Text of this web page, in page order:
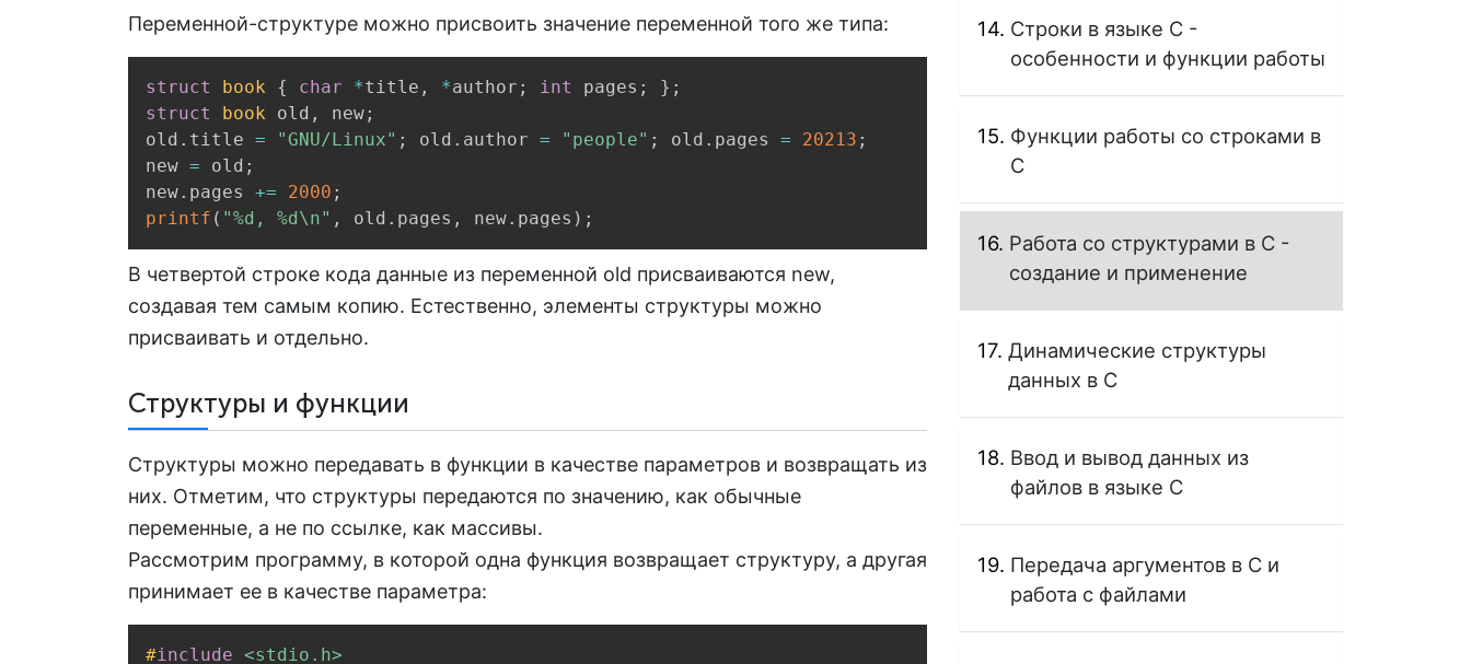
Переменной-структуре можно присвоить значение переменной того же типа:
struct book { char *title , *author ; int pages ; } ;
struct
book old , new;
old . title = "GNU/Linux" ; old . author = "people" ; old . pages = 20213 ;
new = old ;
new. pages += 2000 ;
printf ( "%d, %d\n" , old . pages , new. pages ) ;
В четвертой строке кода данные из переменной old присваиваются new,
создавая тем самым копию. Естественно, элементы структуры можно
присваивать и отдельно.
Структуры и функции
Структуры можно передавать в функции в качестве параметров и возвращать из
них. Отметим, что структуры передаются по значению, как обычные
переменные, а не по ссылке, как массивы.
Рассмотрим программу, в которой одна функция возвращает структуру, а другая
принимает ее в качестве параметра:
#include <stdio.h>
Строки в языке C -
особенности и функции работы
Функции работы со строками в
C
Работа со структурами в C -
создание и применение
Динамические структуры
данных в C
Ввод и вывод данных из
файлов в языке C
Передача аргументов в C и
работа с файлами